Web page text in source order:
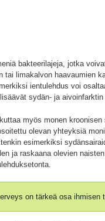
bakteerilajeja, jotka
tai limakalvon haavaumien
ientulehdus voi
sydän- ja aivoinfarktin
myös monen
olevan yhteyksiä
esimerkiksi
ja raskaana olevien
on tärkeä osa ihmisen